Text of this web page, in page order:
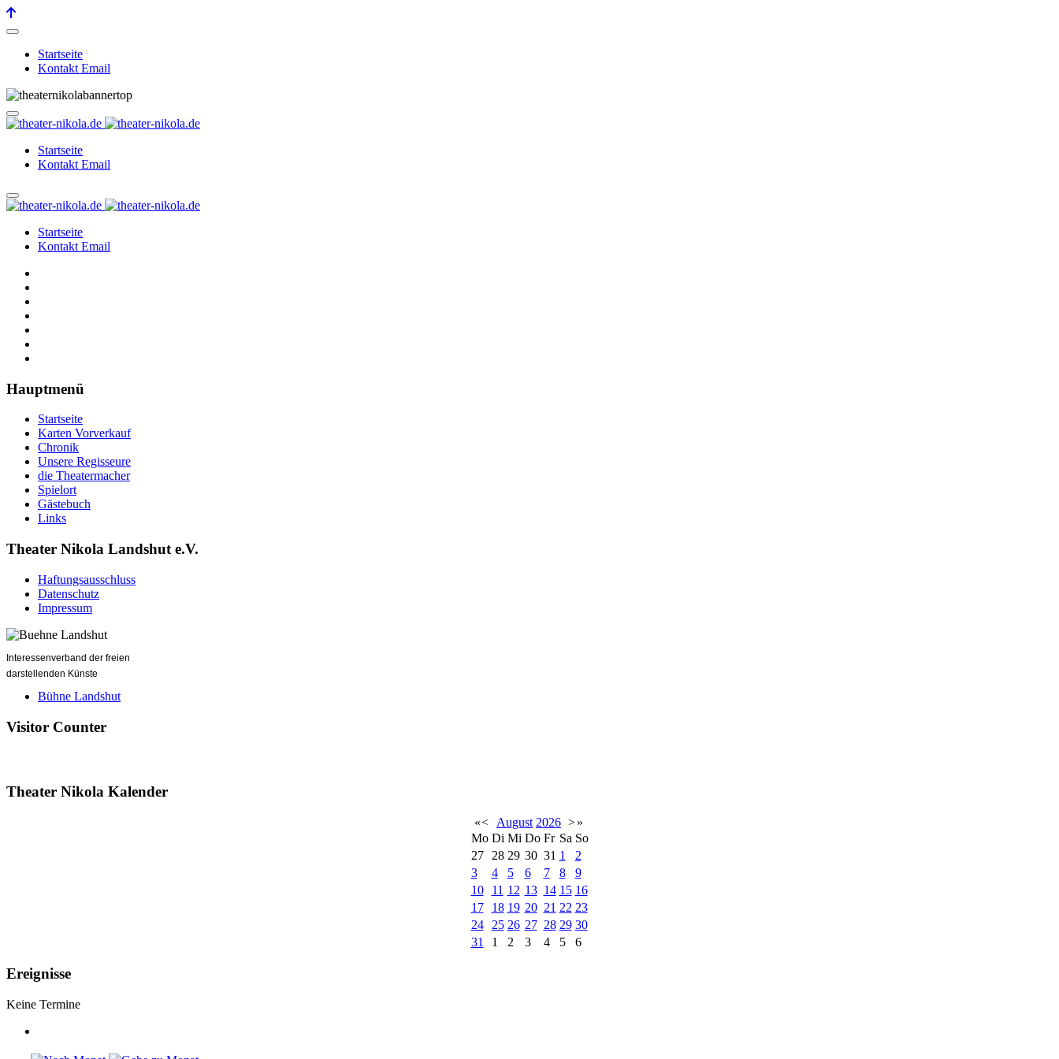
Startseite
Kontakt Email
Startseite
Kontakt Email
Startseite
Kontakt Email
Hauptmenü
Startseite
Karten Vorverkauf
Chronik
Unsere Regisseure
die Theatermacher
Spielort
Gästebuch
Links
Theater Nikola Landshut e.V.
Haftungsausschluss
Datenschutz
Impressum
Interessenverband der freien
darstellenden Künste
Bühne Landshut
Visitor Counter
Theater Nikola Kalender
«< August 2026 >»
Mo Di Mi Do Fr Sa So
27
28 29 30 31 1
2
3
4 5 6 7 8
9
10
11 12 13 14 15 16
17
18 19 20 21 22 23
24
25 26 27 28 29 30
31
1 2 3 4 5 6
Ereignisse
Keine Termine